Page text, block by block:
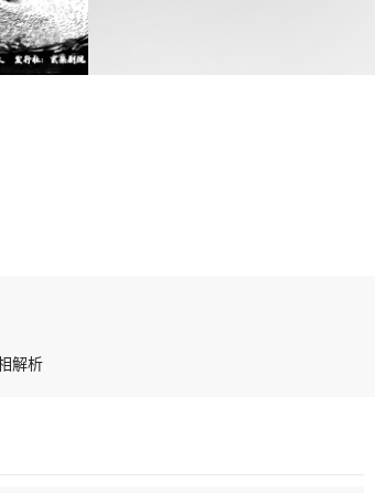
解析